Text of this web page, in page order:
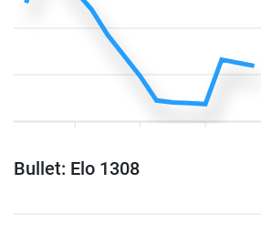
Bullet: Elo 1308